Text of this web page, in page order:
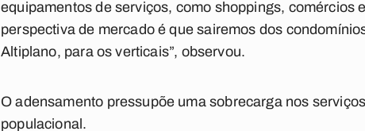
equipamentos de serviços, como shoppings, comércios
perspectiva de mercado é que sairemos dos
Altiplano, para os verticais”, observou.
O adensamento pressupõe uma sobrecarga nos
populacional.